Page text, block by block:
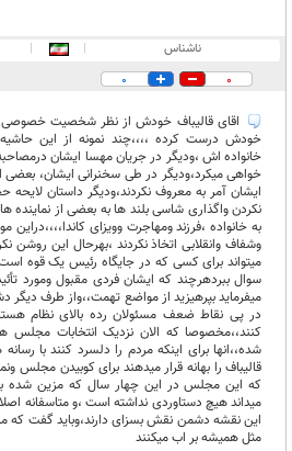
ناشناس |
|
0
0
اقای قالیباف خودش از نظر شخصیت خصوصی
خودش درست کرده ،،،،چند نمونه از این
خانواده اش ،ودیگر در جریان مهسا ایشان
خواهی میکرد،ودیگر در طی سخنرانی ایشان،
ایشان آمر به معروف نکردند،ودیگر داستان
نکردن واگذاری شاسی بلند ها به بعضی از نماینده
به خانواده ،فرزند ومهاجرت وویزای
وشفاف وانقلابی اتخاذ نکردند ،بهرحال این
میتواند برای کسی که در جایگاه رئیس یک قوه
سوال ببردهرچند که ایشان فردی مقبول ومورد
میفرماید بپرهیزید از مواضع تهمت،،واز طرف
در پی نقاط ضعف مسئولان رده بالای نظام
کنند،،مخصوصا که الان نزدیک انتخابات
شده،،انها برای اینکه مردم را دلسرد کنند با
قالیباف را بهانه قرار میدهند برای کوبیدن مجلس
که این مجلس در این چهار سال که مزین شده
میداند هیچ دستاوردی نداشته است ،و متاسفانه
این نقشه دشمن نقش بسزای دارند،وباید گفت که
مثل همیشه بر اب میکنند